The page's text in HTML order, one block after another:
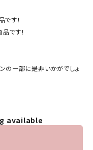
す！
です！
ンの一部に是非いかがでしょ
available